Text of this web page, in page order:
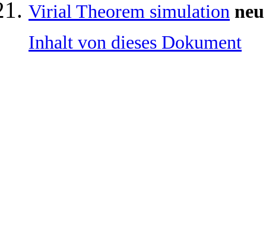
Virial Theorem simulation neu
Inhalt von dieses Dokument